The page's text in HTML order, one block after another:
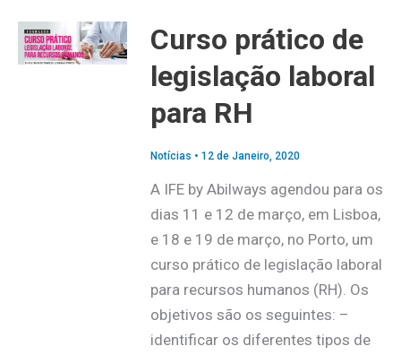
Curso prático de
legislação laboral
para RH
Notícias • 12 de Janeiro, 2020
A IFE by Abilways agendou para os
dias 11 e 12 de março, em Lisboa,
e 18 e 19 de março, no Porto, um
curso prático de legislação laboral
para recursos humanos (RH). Os
objetivos são os seguintes: –
identificar os diferentes tipos de